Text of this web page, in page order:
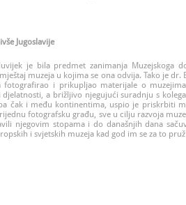
Jugoslavije
je bila predmet zanimanja Muzejskoga
muzeja u kojima se ona odvija. Tako je
fotografirao i prikupljao materijale o
djelatnosti, a brižljivo njegujući suradnju s
čak i među kontinentima, uspio je priskrbiti
fotografsku građu, sve u cilju razvoja
njegovim stopama i do današnjih dana
i svjetskih muzeja kad god im se za to